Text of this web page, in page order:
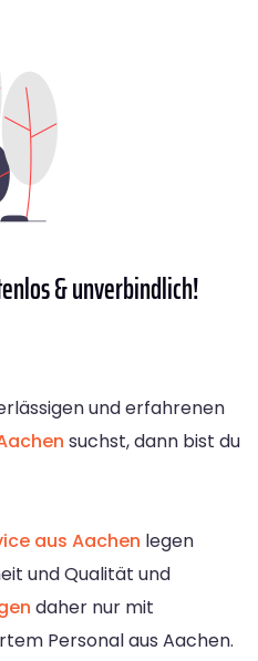
& unverbindlich!
und erfahrenen
suchst, dann bist du
aus Aachen legen
und Qualität und
daher nur mit
Personal aus Aachen.